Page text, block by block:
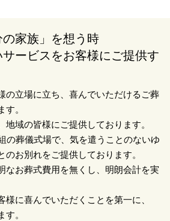
家族」を想う時
ービスをお客様にご提供す
の立場に立ち、喜んでいただけるご葬
。
地域の皆様にご提供しております。
の葬儀式場で、気を遣うことのないゆ
のお別れをご提供しております。
なお葬式費用を無くし、明朗会計を実
様に喜んでいただくことを第一に、
す。